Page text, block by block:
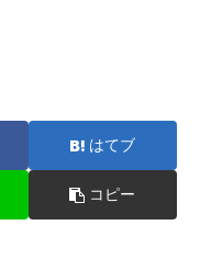
はてブ
コピー